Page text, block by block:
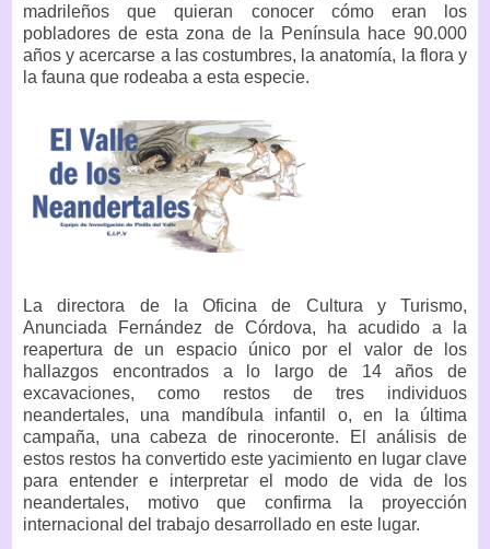
madrileños que quieran conocer cómo eran los
pobladores de esta zona de la Península hace 90.000
años y acercarse a las costumbres, la anatomía, la flora y
la fauna que rodeaba a esta especie.
La directora de la Oficina de Cultura y Turismo,
Anunciada Fernández de Córdova, ha acudido a la
reapertura de un espacio único por el valor de los
hallazgos encontrados a lo largo de 14 años de
excavaciones, como restos de tres individuos
neandertales, una mandíbula infantil o, en la última
campaña, una cabeza de rinoceronte. El análisis de
estos restos ha convertido este yacimiento en lugar clave
para entender e interpretar el modo de vida de los
neandertales, motivo que confirma la proyección
internacional del trabajo desarrollado en este lugar.